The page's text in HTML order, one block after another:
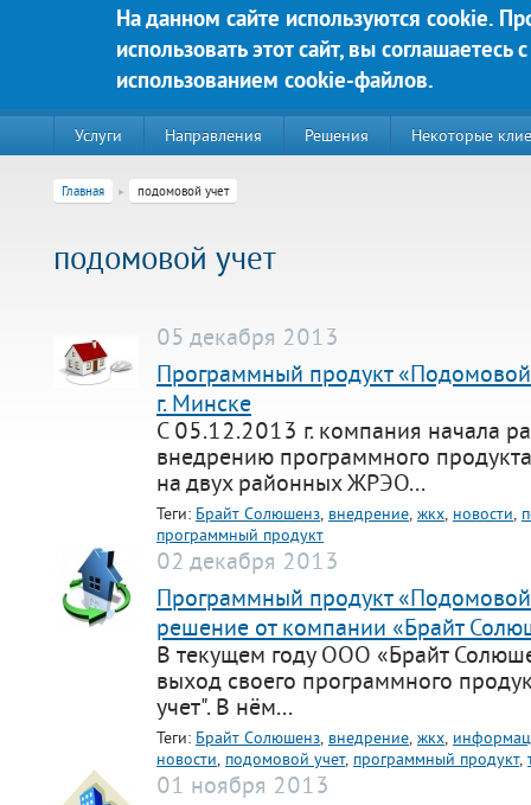
На данном сайте используются cookie.
использовать этот сайт, вы соглашаетесь с
использованием cookie-файлов.
Перейти к основному содержанию
220020, г. Минск, пр-т Победителей д. 89, корп. 3, этаж 5,
Техническая поддержка:
тел.:+375 (44) 555-90-25
support@bs-solutions.by
Приемная
+375 (44) 555-10-92
contact@bs-solutions.by
+375 (44) 555-39-05
buh@bs-solutions.by
Яркие решения для Вашего
Услуги Направления Решения Некоторые
Главная подомовой учет
подомовой учет
05 декабря 2013
Программный продукт «Подомовой
г. Минске
С 05.12.2013 г. компания начала
внедрению программного
на двух районных ЖРЭО...
Теги: Брайт Солюшенз, внедрение, жкх, новости,
программный продукт
02 декабря 2013
Программный продукт «Подомовой
решение от компании «Брайт
В текущем году ООО «Брайт
выход своего программного
учет". В нём...
Теги: Брайт Солюшенз, внедрение, жкх,
новости, подомовой учет, программный продукт,
01 ноября 2013